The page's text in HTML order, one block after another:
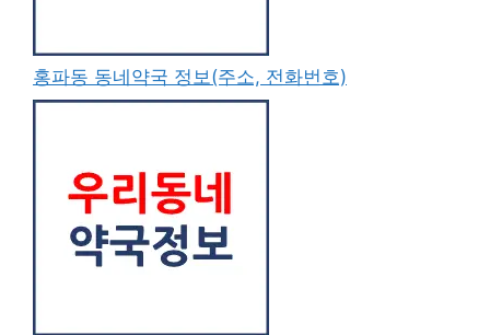
홍파동 동네약국 정보(주소, 전화번호)